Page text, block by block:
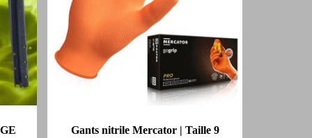
Gants nitrile Mercator | Taille 9